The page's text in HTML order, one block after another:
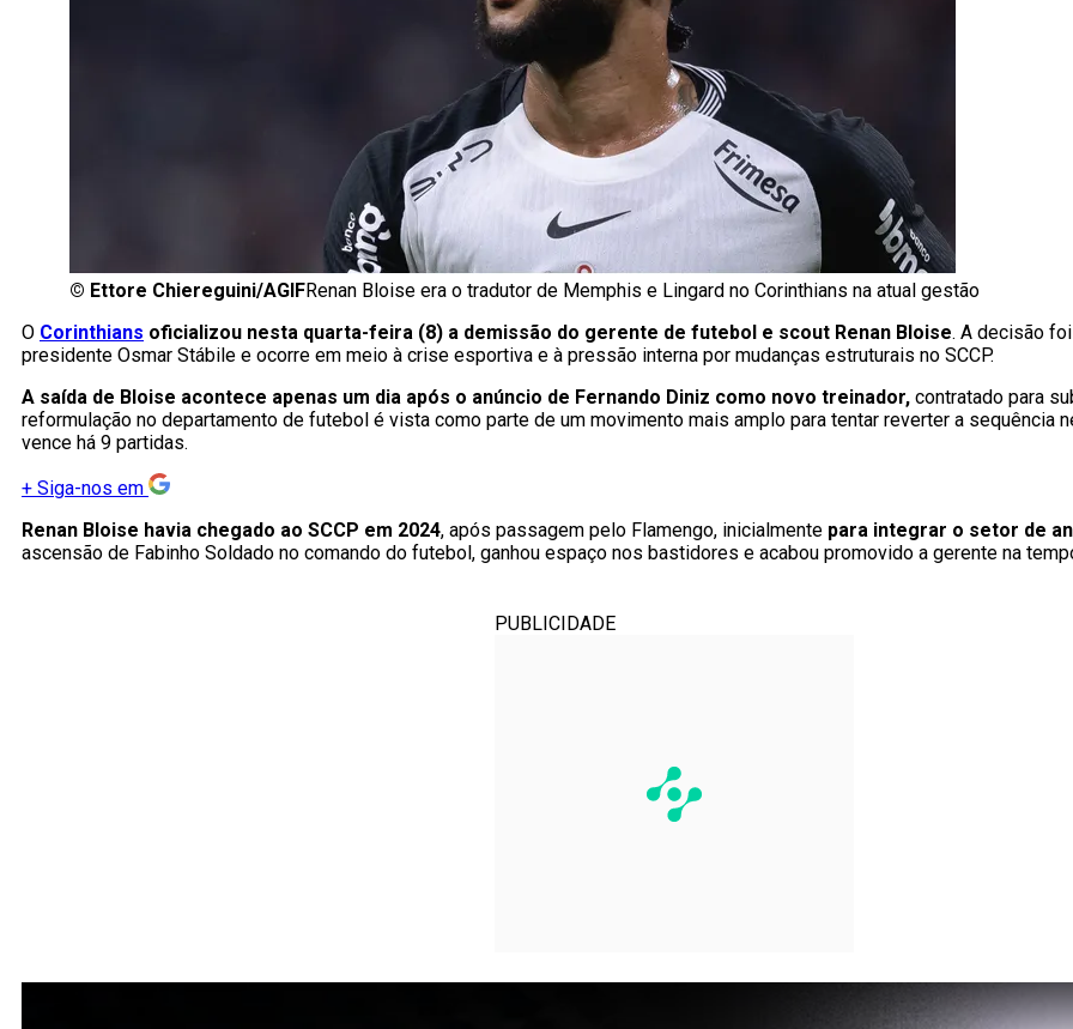
© Ettore Chiereguini/AGIFRenan Bloise era o tradutor de Memphis e Lingard no Corinthians na atual gestão
O Corinthians oficializou nesta quarta-feira (8) a demissão do gerente de futebol e scout Renan Bloise. A decisão
presidente Osmar Stábile e ocorre em meio à crise esportiva e à pressão interna por mudanças estruturais no SCCP.
A saída de Bloise acontece apenas um dia após o anúncio de Fernando Diniz como novo treinador, contratado para
reformulação no departamento de futebol é vista como parte de um movimento mais amplo para tentar reverter a sequência
vence há 9 partidas.
+ Siga-nos em
Renan Bloise havia chegado ao SCCP em 2024, após passagem pelo Flamengo, inicialmente para integrar o setor de
ascensão de Fabinho Soldado no comando do futebol, ganhou espaço nos bastidores e acabou promovido a gerente na
PUBLICIDADE